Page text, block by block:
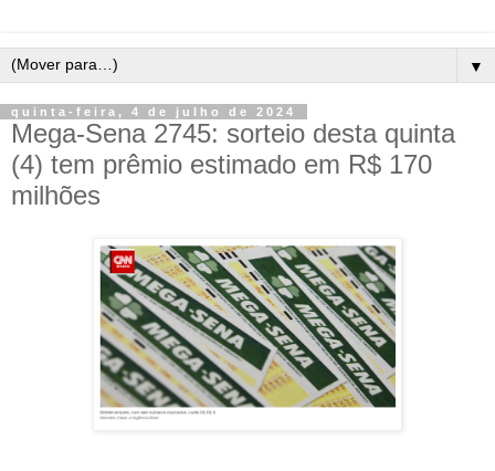
▼
quinta-feira, 4 de julho de 2024
Mega-Sena 2745: sorteio desta quinta
(4) tem prêmio estimado em R$ 170
milhões